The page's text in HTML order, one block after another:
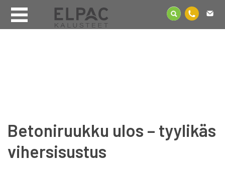
Betoniruukku ulos – tyylikäs
vihersisustus